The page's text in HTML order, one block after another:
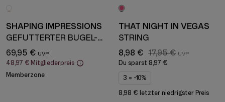
SHAPING IMPRESSIONS
GEFÜTTERTER BÜGEL-BH
69,95 €
48,97 € Mitgliederpreis
Memberzone
THAT NIGHT IN VEGAS
STRING
8,98 € 17,95 €
Du sparst 8,97 €
3 = -10%
8,98 € letzter niedrigster Preis